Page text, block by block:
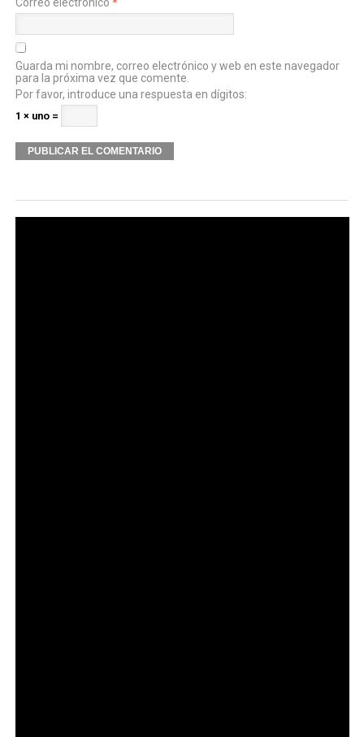
Correo electrónico *
Guarda mi nombre, correo electrónico y web en este navegador
para la próxima vez que comente.
Por favor, introduce una respuesta en dígitos:
1 × uno =